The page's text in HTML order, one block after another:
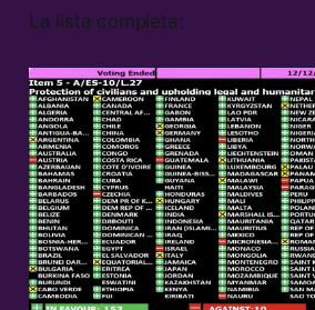
La lista completa: